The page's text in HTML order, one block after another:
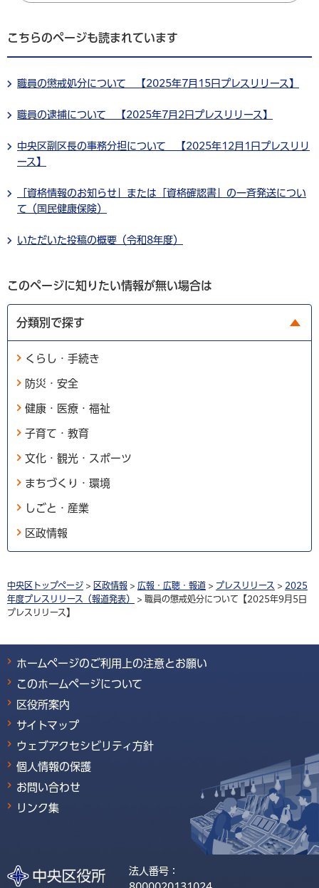
こちらのページも読まれています
職員の懲戒処分について 【2025年7月15日プレスリリース】
職員の逮捕について 【2025年7月2日プレスリリース】
中央区副区長の事務分担について 【2025年12月1日プレスリリ
ース】
「資格情報のお知らせ」または「資格確認書」の一斉発送につい
て（国民健康保険）
いただいた投稿の概要（令和8年度）
このページに知りたい情報が無い場合は
分類別で探す
くらし・手続き
防災・安全
健康・医療・福祉
子育て・教育
文化・観光・スポーツ
まちづくり・環境
しごと・産業
区政情報
中央区トップページ > 区政情報 > 広報・広聴・報道 > プレスリリース > 2025
年度プレスリリース（報道発表）
> 職員の懲戒処分について【2025年9月5日
プレスリリース】
ホームページのご利用上の注意とお願い
このホームページについて
区役所案内
サイトマップ
ウェブアクセシビリティ方針
個人情報の保護
お問い合わせ
リンク集
法人番号：